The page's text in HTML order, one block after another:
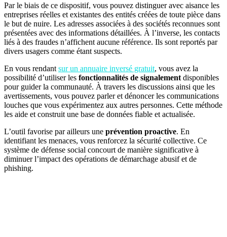
Par le biais de ce dispositif, vous pouvez distinguer avec aisance les
entreprises réelles et existantes des entités créées de toute pièce dans
le but de nuire. Les adresses associées à des sociétés reconnues sont
présentées avec des informations détaillées. À l’inverse, les contacts
liés à des fraudes n’affichent aucune référence. Ils sont reportés par
divers usagers comme étant suspects.
En vous rendant sur un annuaire inversé gratuit, vous avez la
possibilité d’utiliser les fonctionnalités de signalement disponibles
pour guider la communauté. À travers les discussions ainsi que les
avertissements, vous pouvez parler et dénoncer les communications
louches que vous expérimentez aux autres personnes. Cette méthode
les aide et construit une base de données fiable et actualisée.
L’outil favorise par ailleurs une prévention proactive. En
identifiant les menaces, vous renforcez la sécurité collective. Ce
système de défense social concourt de manière significative à
diminuer l’impact des opérations de démarchage abusif et de
phishing.